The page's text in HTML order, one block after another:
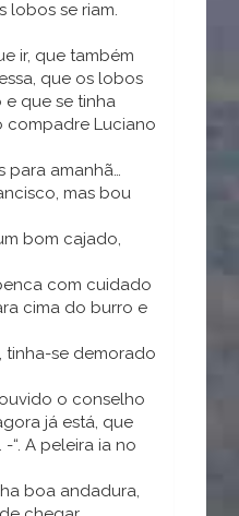
lobos se riam.
ir, que também
que os lobos
e que se tinha
Luciano
para amanhã…
mas bou
bom cajado,
com cuidado
cima do burro e
tinha-se demorado
o conselho
já está, que
“. A peleira ia no
boa andadura,